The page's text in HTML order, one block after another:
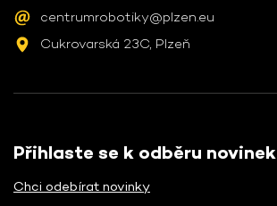
centrumrobotiky@plzen.eu
Cukrovarská 23C, Plzeň
Přihlaste se k odběru novinek
Chci odebírat novinky